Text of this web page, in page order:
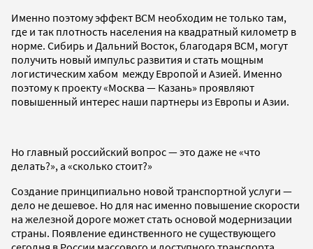
Именно поэтому эффект ВСМ необходим не только там,
где и так плотность населения на квадратный километр в
норме. Сибирь и Дальний Восток, благодаря ВСМ, могут
получить новый импульс развития и стать мощным
логистическим хабом между Европой и Азией. Именно
поэтому к проекту «Москва — Казань» проявляют
повышенный интерес наши партнеры из Европы и Азии.
Но главный российский вопрос — это даже не «что
делать?», а «сколько стоит?»
Создание принципиально новой транспортной услуги —
дело не дешевое. Но для нас именно повышение скорости
на железной дороге может стать основой модернизации
страны. Появление единственного не существующего